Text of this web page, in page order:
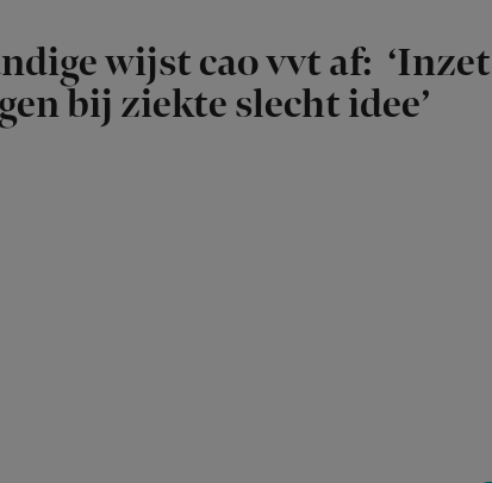
wijst cao vvt af: ‘Inzet
bij ziekte slecht idee’